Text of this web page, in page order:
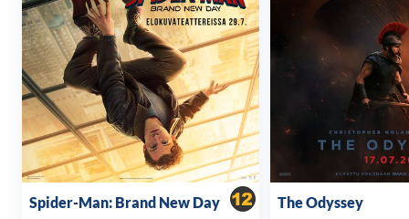
Spider-Man: Brand New Day The Odyssey